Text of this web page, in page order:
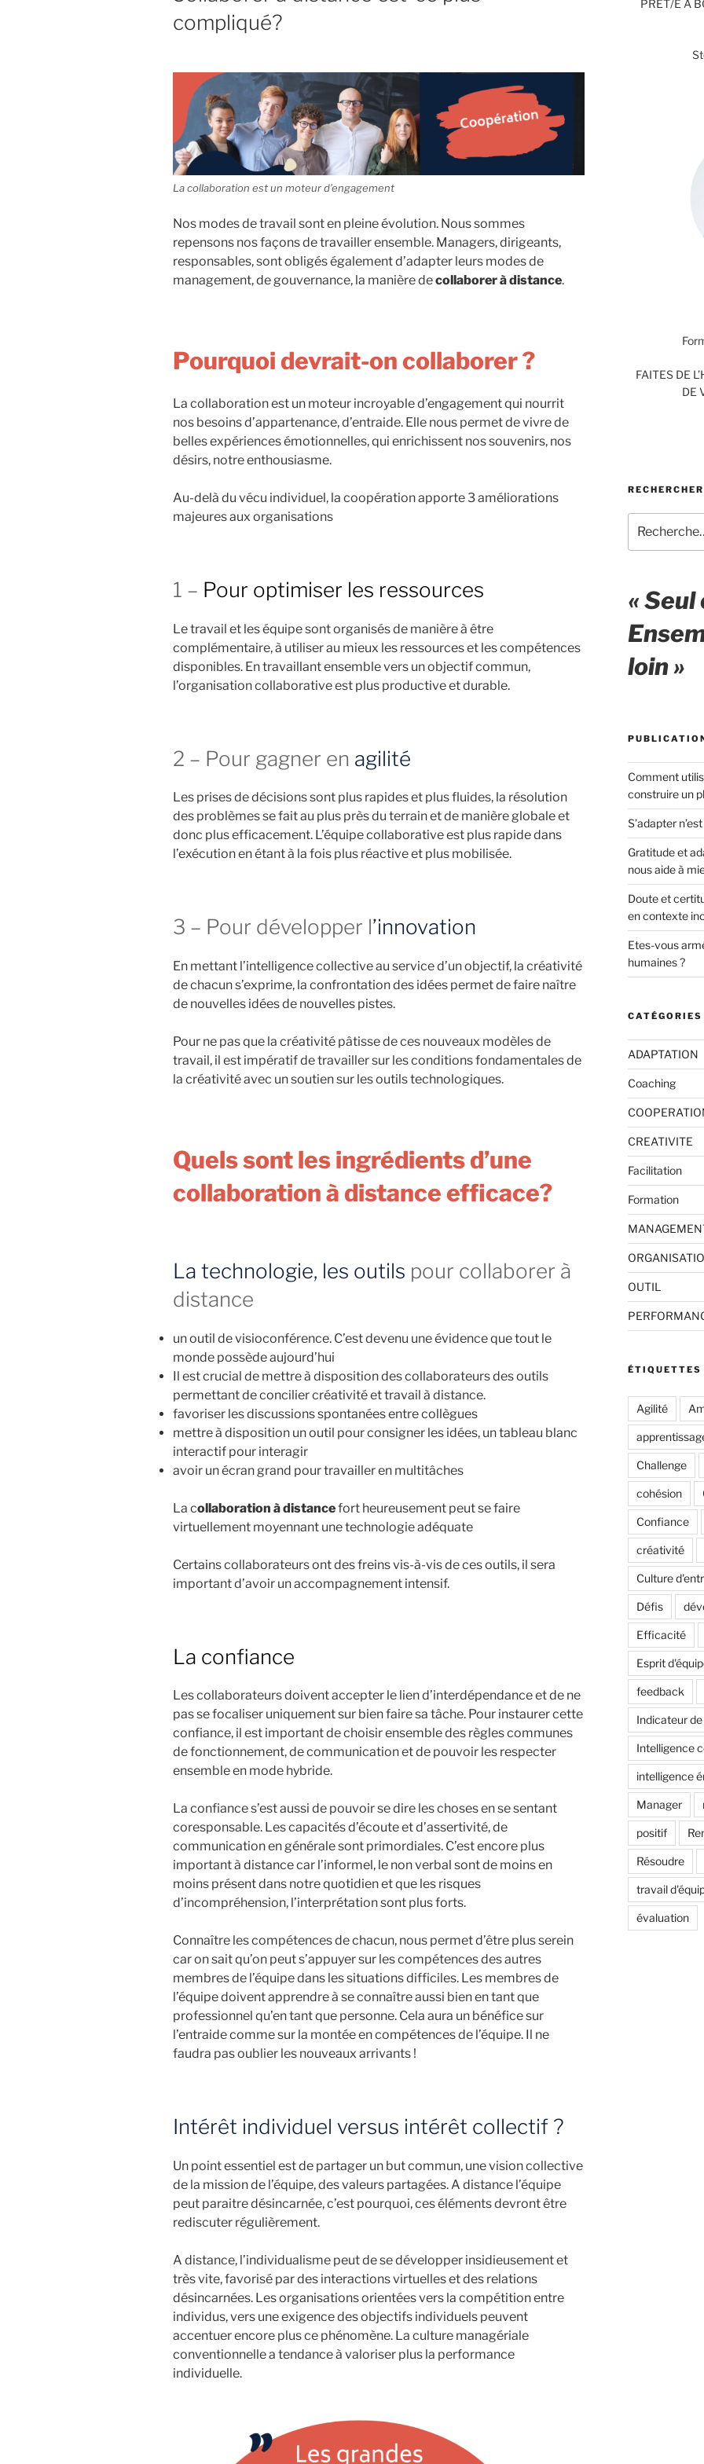
compliqué?
La collaboration est un moteur d’engagement
Nos modes de travail sont en pleine évolution. Nous sommes
repensons nos façons de travailler ensemble. Managers, dirigeants,
responsables, sont obligés également d’adapter leurs modes de
management, de gouvernance, la manière decollaborer à distance.
Pourquoi devrait-on collaborer ?
La collaboration est un moteur incroyable d’engagement qui nourrit
nos besoins d’appartenance, d’entraide. Elle nous permet de vivre de
belles expériences émotionnelles, qui enrichissent nos souvenirs, nos
désirs, notre enthousiasme.
Au-delà du vécu individuel, la coopération apporte 3 améliorations
majeures aux organisations
1 – Pour optimiser les ressources
Le travail et les équipe sont organisés de manière à être
complémentaire, à utiliser au mieux les ressources et les compétences
disponibles. En travaillant ensemble vers un objectif commun,
l’organisation collaborative est plus productive et durable.
2 – Pour gagner en agilité
Les prises de décisions sont plus rapides et plus fluides, la résolution
des problèmes se fait au plus près du terrain et de manière globale et
donc plus efficacement. L’équipe collaborative est plus rapide dans
l’exécution en étant à la fois plus réactive et plus mobilisée.
3 – Pour développer l’innovation
En mettant l’intelligence collective au service d’un objectif, la créativité
de chacun s’exprime, la confrontation des idées permet de faire naître
de nouvelles idées de nouvelles pistes.
Pour ne pas que la créativité pâtisse de ces nouveaux modèles de
travail, il est impératif de travailler sur les conditions fondamentales de
la créativité avec un soutien sur les outils technologiques.
Quels sont les ingrédients d’une
collaboration à distance efficace?
La technologie, les outils pour collaborer à
distance
un outil de visioconférence. C’est devenu une évidence que tout le
monde possède aujourd’hui
Il est crucial de mettre à disposition des collaborateurs des outils
permettant de concilier créativité et travail à distance.
favoriser les discussions spontanées entre collègues
mettre à disposition un outil pour consigner les idées, un tableau blanc
interactif pour interagir
avoir un écran grand pour travailler en multitâches
La collaboration à distancefort heureusement peut se faire
virtuellement moyennant une technologie adéquate
Certains collaborateurs ont des freins vis-à-vis de ces outils, il sera
important d’avoir un accompagnement intensif.
La confiance
Les collaborateurs doivent accepter le lien d’interdépendance et de ne
pas se focaliser uniquement sur bien faire sa tâche. Pour instaurer cette
confiance, il est important de choisir ensemble des règles communes
de fonctionnement, de communication et de pouvoir les respecter
ensemble en mode hybride.
La confiance s’est aussi de pouvoir se dire les choses en se sentant
coresponsable. Les capacités d’écoute et d’assertivité, de
communication en générale sont primordiales. C’est encore plus
important à distance car l’informel, le non verbal sont de moins en
moins présent dans notre quotidien et que les risques
d’incompréhension, l’interprétation sont plus forts.
Connaître les compétences de chacun, nous permet d’être plus serein
car on sait qu’on peut s’appuyer sur les compétences des autres
membres de l’équipe dans les situations difficiles. Les membres de
l’équipe doivent apprendre à se connaître aussi bien en tant que
professionnel qu’en tant que personne. Cela aura un bénéfice sur
l’entraide comme sur la montée en compétences de l’équipe. Il ne
faudra pas oublier les nouveaux arrivants !
Intérêt individuel versus intérêt collectif ?
Un point essentiel est de partager un but commun, une vision collective
de la mission de l’équipe, des valeurs partagées. A distance l’équipe
peut paraitre désincarnée, c’est pourquoi, ces éléments devront être
rediscuter régulièrement.
A distance, l’individualisme peut de se développer insidieusement et
très vite, favorisé par des interactions virtuelles et des relations
désincarnées. Les organisations orientées vers la compétition entre
individus, vers une exigence des objectifs individuels peuvent
accentuer encore plus ce phénomène. La culture managériale
conventionnelle a tendance à valoriser plus la performance
individuelle.
PRÊT/E À
FAITES DE
DE
RECHERCHER
pour
:
« Seul
loin »
Comment
construire un
S’adapter
Gratitude et
nous aide à
Doute et
en contexte
Etes-vous
humaines ?
CATÉGORIES
ADAPTATION
Coaching
CREATIVITE
Facilitation
Formation
OUTIL
ÉTIQUETTES
Agilité
Challenge
cohésion
Confiance
créativité
Culture
Défis
Efficacité
Esprit
feedback
Indicateur
Intelligence
intelligence
Manager
positif
Résoudre
travail
évaluation